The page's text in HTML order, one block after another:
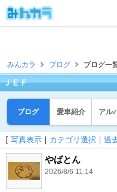
みんカラ ブログ ブログ一
ＪＥＦ
ブログ 愛車紹介 アル
[ 写真表示 ｜ カテゴリ選択 ｜ 過
やばとん
2026/8/6 11:14